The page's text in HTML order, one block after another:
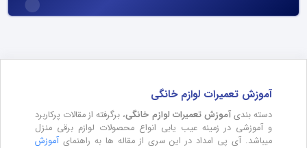
آموزش تعمیرات لوازم خانگی
دسته بندیآموزش تعمیرات لوازم خانگی، برگرفته از مقالات پرکاربرد
و آموزشی در زمینه عیب یابی انواع محصولات لوازم برقی منزل
میباشد. آی پی امداد در این سری از مقاله ها به راهنمایآموزش